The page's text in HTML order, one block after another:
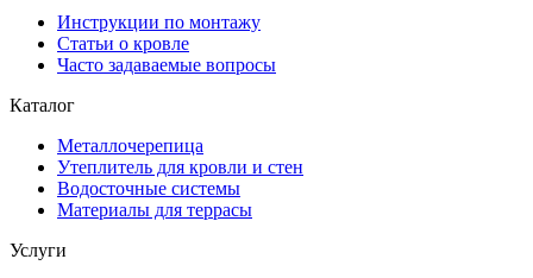
Инструкции по монтажу
Статьи о кровле
Часто задаваемые вопросы
Каталог
Металлочерепица
Утеплитель для кровли и стен
Водосточные системы
Материалы для террасы
Услуги